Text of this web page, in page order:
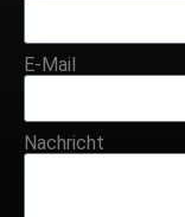
E-Mail
Nachricht